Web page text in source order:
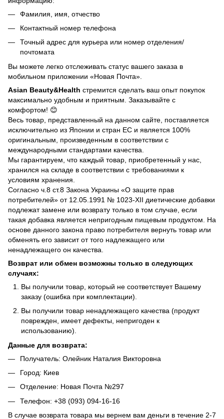
Фамилия, имя, отчество
Контактный номер телефона
Точный адрес для курьера или номер отделения/
почтомата
Вы можете легко отслеживать статус вашего заказа в
мобильном приложении «Новая Почта».
Asian Beauty&Health стремится сделать ваш опыт покупок
максимально удобным и приятным. Заказывайте с
комфортом! 😊
Весь товар, представленный на данном сайте, поставляется
исключительно из Японии и стран ЕС и является 100%
оригинальным, произведенным в соответствии с
международными стандартами качества.
Мы гарантируем, что каждый товар, приобретенный у нас,
хранился на складе в соответствии с требованиями к
условиям хранения.
Согласно ч.8 ст.8 Закона Украины «О защите прав
потребителей» от 12.05.1991 № 1023-ХII диетические добавки
подлежат замене или возврату только в том случае, если
такая добавка является непригодным пищевым продуктом. На
основе данного закона право потребителя вернуть товар или
обменять его зависит от того надлежащего или
ненадлежащего он качества.
Возврат или обмен возможны только в следующих
случаях:
Вы получили товар, который не соответствует Вашему
заказу (ошибка при комплектации).
Вы получили товар ненадлежащего качества (продукт
поврежден, имеет дефекты, непригоден к
использованию).
Данные для возврата:
Получатель: Олейник Наталия Викторовна
Город: Киев
Отделение: Новая Почта №297
Телефон: +38 (093) 094-16-16
В случае возврата товара мы вернем вам деньги в течение 2-7